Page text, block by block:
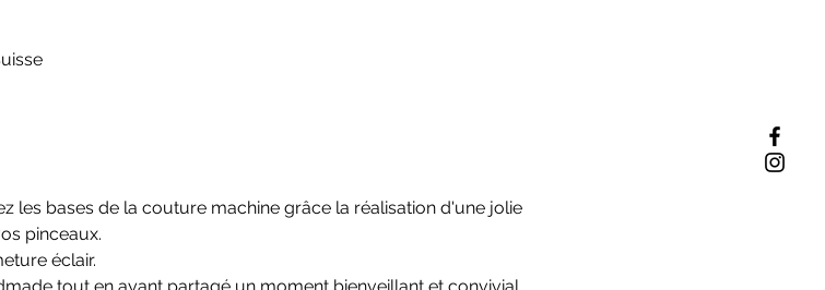
les bases de la couture machine grâce la réalisation d'une jolie
pinceaux.
éclair.